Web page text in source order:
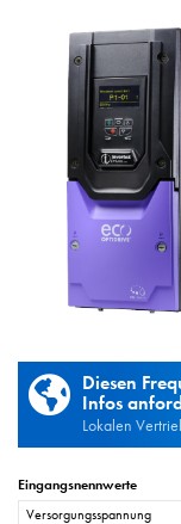
Diesen
Infos
Lokalen
Eingangsnennwerte
Versorgungsspannung